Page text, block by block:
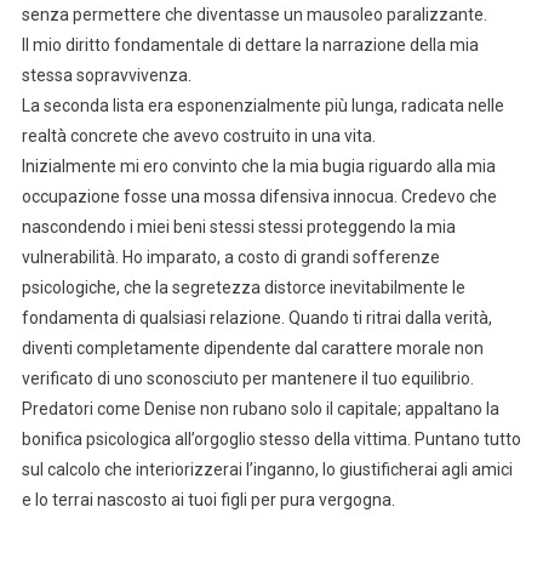
senza permettere che diventasse un mausoleo paralizzante.
Il mio diritto fondamentale di dettare la narrazione della mia
stessa sopravvivenza.
La seconda lista era esponenzialmente più lunga, radicata nelle
realtà concrete che avevo costruito in una vita.
Inizialmente mi ero convinto che la mia bugia riguardo alla mia
occupazione fosse una mossa difensiva innocua. Credevo che
nascondendo i miei beni stessi stessi proteggendo la mia
vulnerabilità. Ho imparato, a costo di grandi sofferenze
psicologiche, che la segretezza distorce inevitabilmente le
fondamenta di qualsiasi relazione. Quando ti ritrai dalla verità,
diventi completamente dipendente dal carattere morale non
verificato di uno sconosciuto per mantenere il tuo equilibrio.
Predatori come Denise non rubano solo il capitale; appaltano la
bonifica psicologica all’orgoglio stesso della vittima. Puntano tutto
sul calcolo che interiorizzerai l’inganno, lo giustificherai agli amici
e lo terrai nascosto ai tuoi figli per pura vergogna.